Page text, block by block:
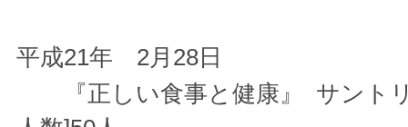
平成21年 2月28日
『正しい食事と健康』 サント